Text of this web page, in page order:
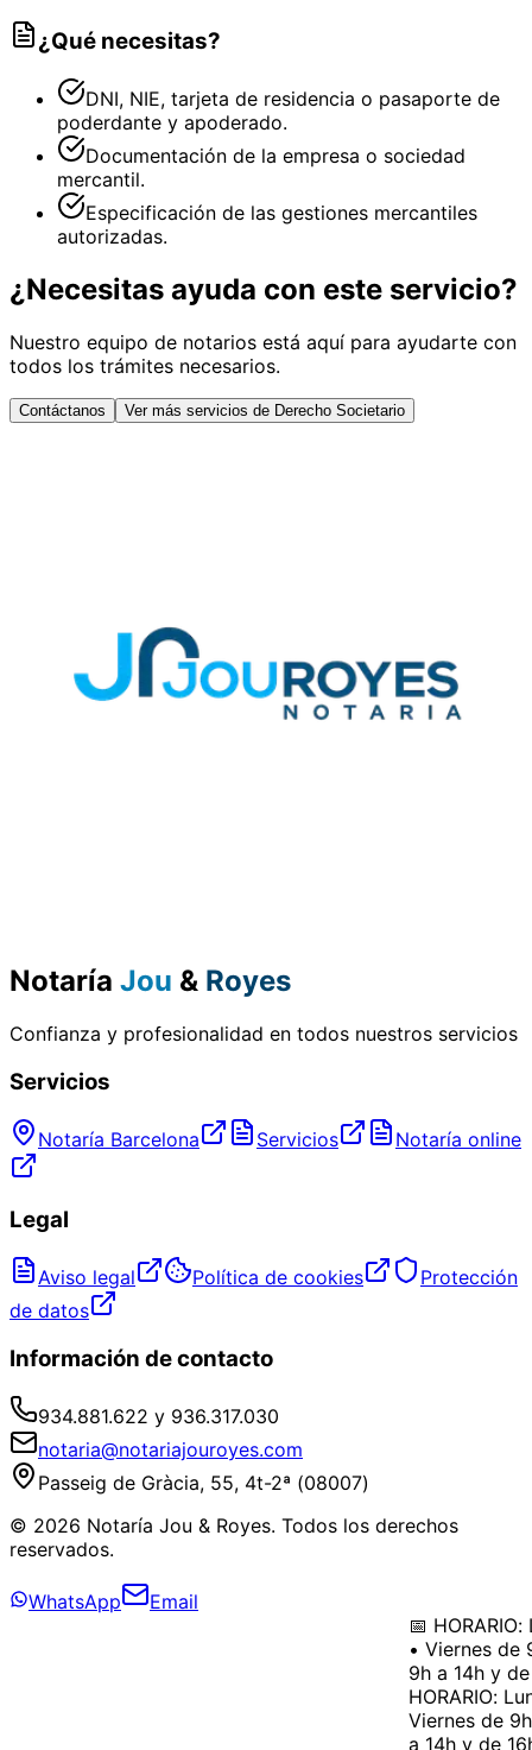
¿Qué necesitas?
DNI, NIE, tarjeta de residencia o pasaporte de
poderdante y apoderado.
Documentación de la empresa o sociedad
mercantil.
Especificación de las gestiones mercantiles
autorizadas.
¿Necesitas ayuda con este servicio?
Nuestro equipo de notarios está aquí para ayudarte con
todos los trámites necesarios.
Contáctanos Ver más servicios de Derecho Societario
Notaría Jou & Royes
Confianza y profesionalidad en todos nuestros servicios
Servicios
Notaría Barcelona Servicios Notaría online
Legal
Aviso legal Política de cookies
Protección
de datos
Información de contacto
934.881.622 y 936.317.030
notaria@notariajouroyes.com
Passeig de Gràcia, 55, 4t-2ª (08007)
© 2026 Notaría Jou & Royes. Todos los derechos
reservados.
WhatsApp
Email
📅
• Viernes de
9h a 14h y
HORARIO:
Viernes de 9h
a 14h y de